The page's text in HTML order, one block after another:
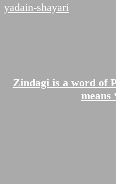
yadain-shayari
Zindagiis a word of
means